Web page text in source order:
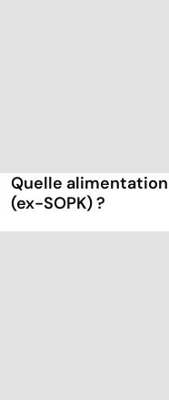
Quelle
(ex-SOPK) ?